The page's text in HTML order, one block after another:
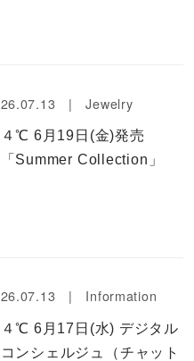
26.07.13 |Jewelry
４℃ 6月19日(金)発売
「Summer Collection」
26.07.13 | Information
４℃ 6月17日(水) デジタル
コンシェルジュ（チャット